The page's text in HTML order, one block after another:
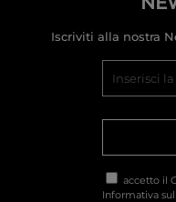
Iscriviti alla nostra
accetto il
Informativa